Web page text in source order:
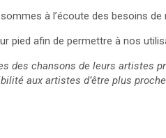
à l’écoute des besoins
pied afin de permettre à nos
des chansons de leurs artistes
aux artistes d’être plus